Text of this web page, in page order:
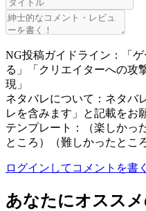
NG投稿ガイドライン：「
る」「クリエイターへの攻
現」
ネタバレについて：ネタバ
レを含みます」と記載をお
テンプレート：（楽しかっ
ところ）（難しかったとこ
ログインしてコメントを書く
あなたにオスス